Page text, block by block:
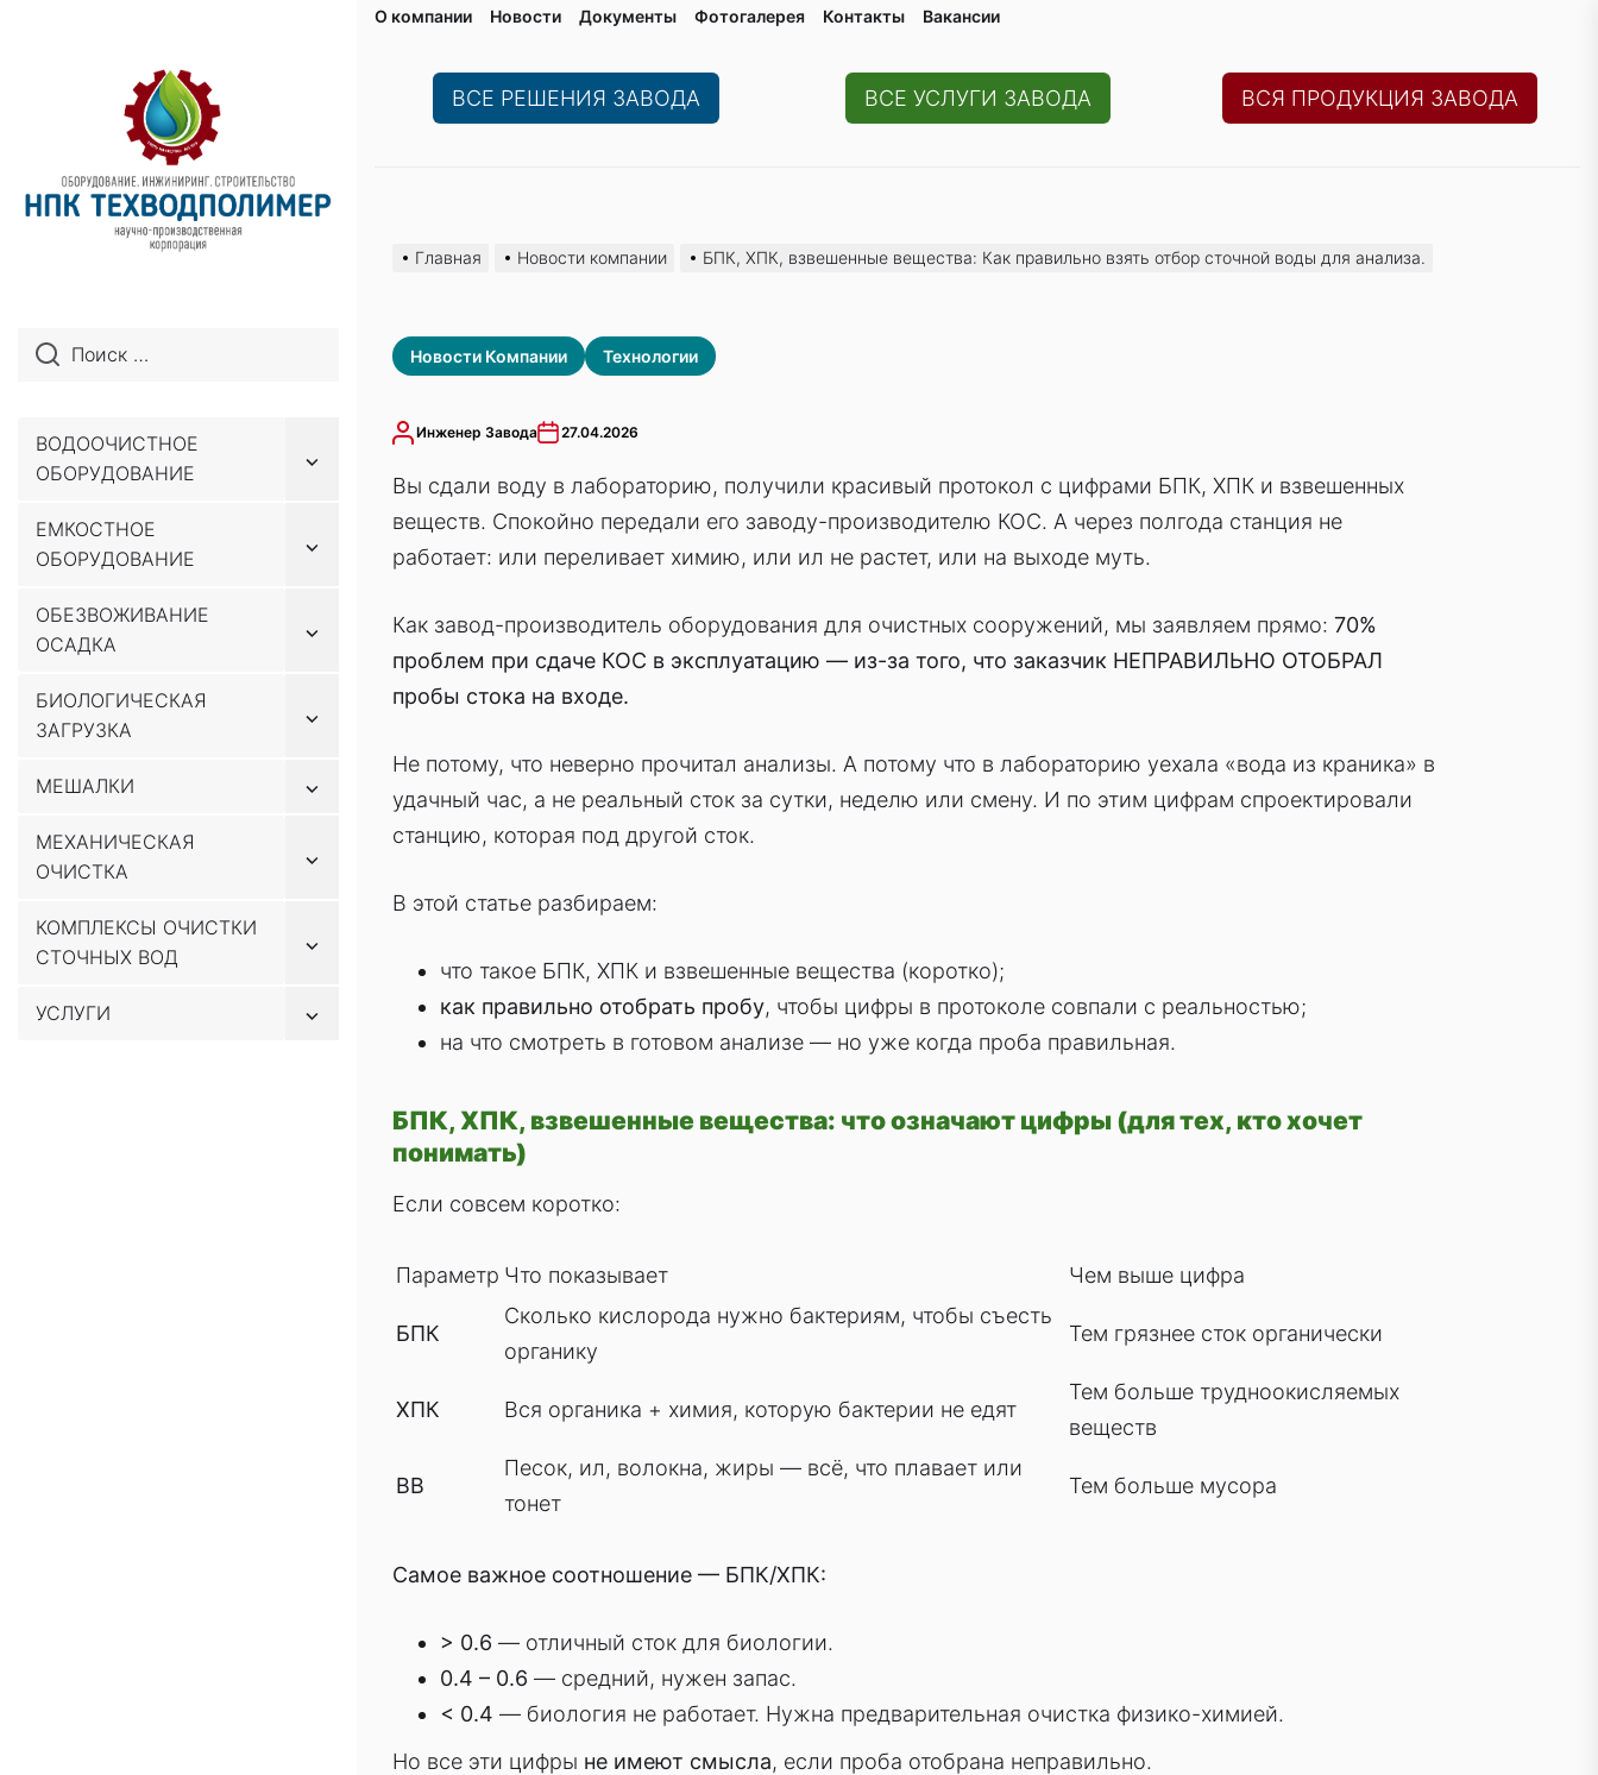
ВСЕ РЕШЕНИЯ ЗАВОДА ВСЕ УСЛУГИ ЗАВОДА ВСЯ ПРОДУКЦИЯ ЗАВОДА
ВОДООЧИСТНОЕ
ОБОРУДОВАНИЕ
Показывать
ЕМКОСТНОЕ
ОБОРУДОВАНИЕ
Показывать
ОБЕЗВОЖИВАНИЕ
ОСАДКА
Показывать
БИОЛОГИЧЕСКАЯ
ЗАГРУЗКА
Показывать
МЕШАЛКИ
Показывать
МЕХАНИЧЕСКАЯ
ОЧИСТКА
Показывать
КОМПЛЕКСЫ ОЧИСТКИ
СТОЧНЫХ ВОД
Показывать
УСЛУГИ
Показывать
Главная Новости компании БПК, ХПК, взвешенные вещества: Как правильно взять отбор сточной воды для анализа.
Новости Компании Технологии
Инженер Завода 27.04.2026
Вы сдали воду в лабораторию, получили красивый протокол с цифрами БПК, ХПК и взвешенных
веществ. Спокойно передали его заводу-производителю КОС. А через полгода станция не
работает: или переливает химию, или ил не растет, или на выходе муть.
Как завод-производитель оборудования для очистных сооружений, мы заявляем прямо: 70%
проблем при сдаче КОС в эксплуатацию — из-за того, что заказчик НЕПРАВИЛЬНО ОТОБРАЛ
пробы стока на входе.
Не потому, что неверно прочитал анализы. А потому что в лабораторию уехала «вода из краника» в
удачный час, а не реальный сток за сутки, неделю или смену. И по этим цифрам спроектировали
станцию, которая под другой сток.
В этой статье разбираем:
что такое БПК, ХПК и взвешенные вещества (коротко);
как правильно отобрать пробу, чтобы цифры в протоколе совпали с реальностью;
на что смотреть в готовом анализе — но уже когда проба правильная.
БПК, ХПК, взвешенные вещества: что означают цифры (для тех, кто хочет
понимать)
Если совсем коротко:
Параметр Что показывает Чем выше цифра
БПК
Сколько кислорода нужно бактериям, чтобы съесть
органику
Тем грязнее сток органически
ХПК Вся органика + химия, которую бактерии не едят
Тем больше трудноокисляемых
веществ
ВВ
Песок, ил, волокна, жиры — всё, что плавает или
тонет
Тем больше мусора
Самое важное соотношение — БПК/ХПК:
> 0.6 — отличный сток для биологии.
0.4 – 0.6 — средний, нужен запас.
< 0.4 — биология не работает. Нужна предварительная очистка физико-химией.
Но все эти цифры не имеют смысла, если проба отобрана неправильно.
О компании Новости Документы Фотогалерея Контaкты Вакaнсии